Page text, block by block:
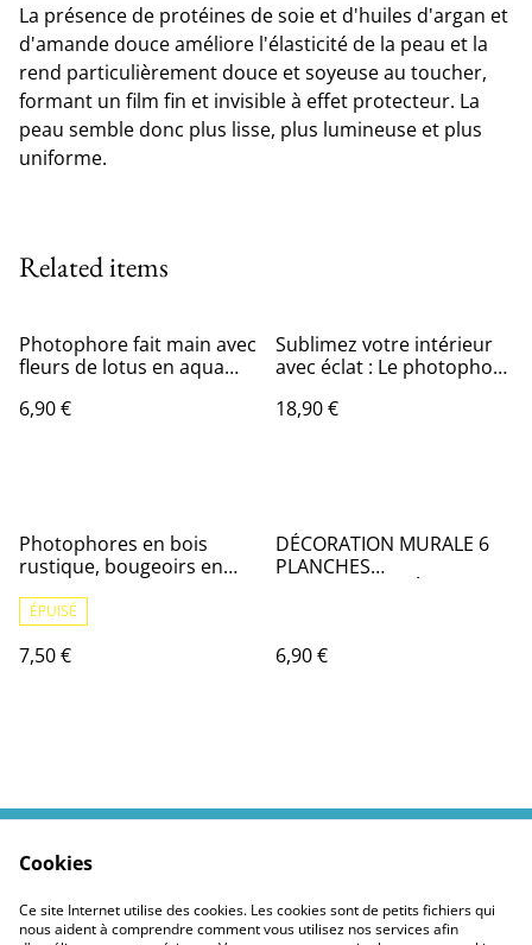
La présence de protéines de soie et d'huiles d'argan et
d'amande douce améliore l'élasticité de la peau et la
rend particulièrement douce et soyeuse au toucher,
formant un film fin et invisible à effet protecteur. La
peau semble donc plus lisse, plus lumineuse et plus
uniforme.
Related items
Photophore fait main avec
fleurs de lotus en aqua
table printanière
6,90 €
Sublimez votre intérieur
avec éclat : Le photophore
18,90 €
Photophores en bois
rustique, bougeoirs en
décoration de ferme( lot 2
)
ÉPUISÉ
7,50 €
DÉCORATION MURALE 6
PLANCHES
6,90 €
Politiques Site
Confidentialité des
cookies
Cookies
Ce site Internet utilise des cookies. Les cookies sont de petits fichiers qui
nous aident à comprendre comment vous utilisez nos services afin